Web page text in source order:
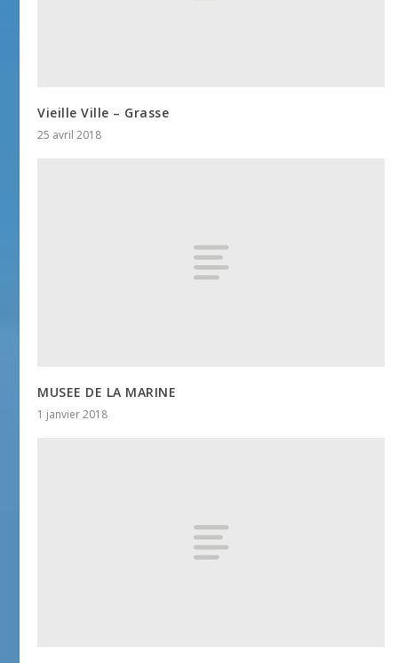
Vieille Ville – Grasse
25 avril 2018
MUSEE DE LA MARINE
1 janvier 2018